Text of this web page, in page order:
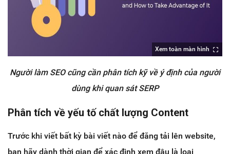
Xem toàn màn hình
Người làm SEO cũng cần phân tích kỹ về ý định của người
dùng khi quan sát SERP
Phân tích về yếu tố chất lượng Content
Trước khi viết bất kỳ bài viết nào để đăng tải lên website,
bạn hãy dành thời gian để xác định xem đâu là loại